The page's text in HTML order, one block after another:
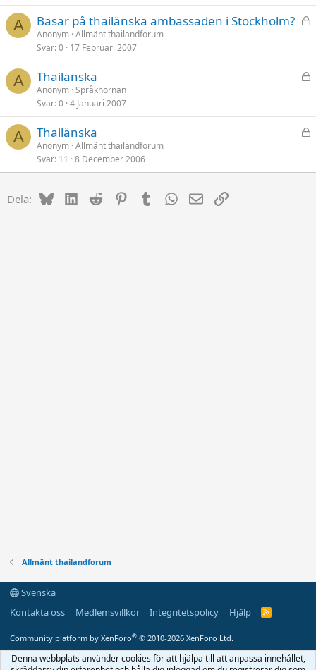
t
A
L
t
Basar på thailänska ambassaden i Stockholm?
Anonym Allmänt thailandforum
Svar 0 17 Februari 2007
A
L
t
Thailänska
Anonym Språkhörnan
Svar 0 4 Januari 2007
A
L
t
Thailänska
Anonym Allmänt thailandforum
Svar 11 8 December 2006
Dela: BlueskyLinkedIn
Reddit PinterestTumblrWhatsApp
E-postLänk
Allmänt thailandforum
Svenska
Kontakta oss
Medlemsvillkor Integritetspolicy Hjälp
R
Community platform by XenForo® © 2010-2026 XenForo Ltd.
Denna webbplats använder cookies för att hjälpa till att anpassa innehållet,